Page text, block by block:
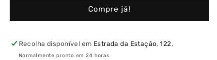
Standard
E27
(3000K/4000K/6500K)
Standard
E27
(3000K/4000K/6500K)
Compre já!
Recolha disponível em Estrada da Estação, 122,
Normalmente pronto em 24 horas